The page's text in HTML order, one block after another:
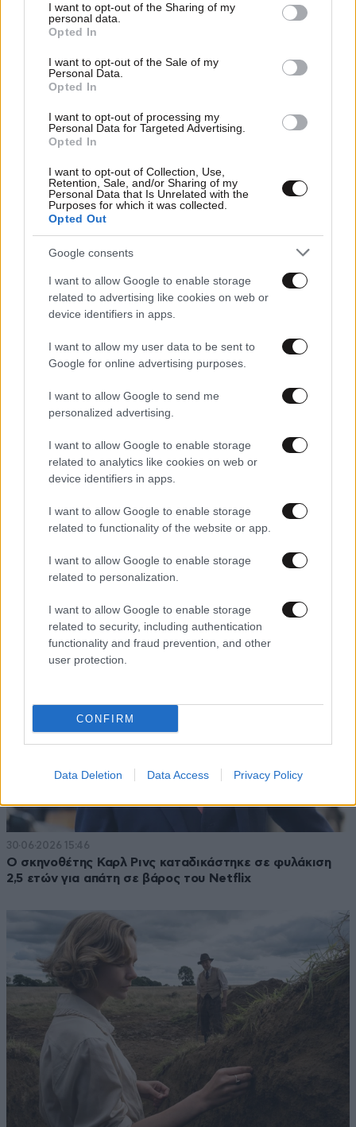
not limited to your visit or usage behaviour. You may click to
grant or deny consent to Google and its third-party tags to
use your data for below specified purposes in below Google
consent section.
I want to opt-out of the Sharing of my
personal data.
Opted In
I want to opt-out of the Sale of my
Personal Data.
Opted In
I want to opt-out of processing my
Personal Data for Targeted Advertising.
Opted In
I want to opt-out of Collection, Use,
Retention, Sale, and/or Sharing of my
Personal Data that Is Unrelated with the
Purposes for which it was collected.
Opted Out
Google consents
I want to allow Google to enable storage
related to advertising like cookies on web or
device identifiers in apps.
I want to allow my user data to be sent to
Google for online advertising purposes.
I want to allow Google to send me
personalized advertising.
I want to allow Google to enable storage
related to analytics like cookies on web or
device identifiers in apps.
I want to allow Google to enable storage
related to functionality of the website or app.
I want to allow Google to enable storage
related to personalization.
I want to allow Google to enable storage
related to security, including authentication
functionality and fraud prevention, and other
user protection.
CONFIRM
Data Deletion Data Access Privacy Policy
06·07·2026 08:47
1899: Ένα από τα πιο συζητημένα και ανολοκλήρωτα
03·07·2026 10:11
αμερικανική ιστορία τρόμου – Πώς θα είναι η νέα σειρά
του Netflix
30·06·2026 15:46
Ο σκηνοθέτης Καρλ Ρινς καταδικάστηκε σε φυλάκιση
2,5 ετών για απάτη σε βάρος του Netflix